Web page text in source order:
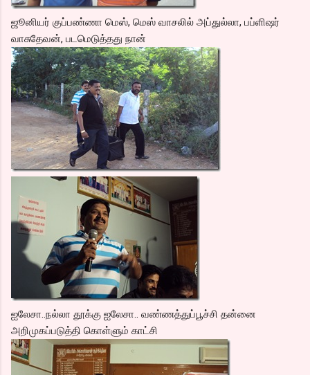
ஜூனியர் குப்பண்ணா மெஸ், மெஸ் வாசலில் அப்துல்லா, பப்ளிஷர்
வாசுதேவன், படமெடுத்தது நான்
ஐலேசா..நல்லா தூக்கு ஐலேசா.. வண்ணத்துப்பூச்சி தன்னை
அறிமுகப்படுத்தி கொள்ளும் காட்சி